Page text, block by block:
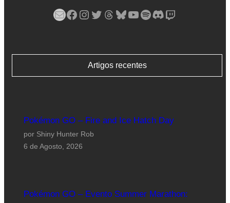
Mail Facebook Instagram Twitter Threads Bluesky YouTube Spotify Discord Twitch
Artigos recentes
Pokémon GO – Fire and Ice Hatch Day
por Shiny Hunter Rob
6 de Agosto, 2026
Pokémon GO – Evento Summer Marathon: